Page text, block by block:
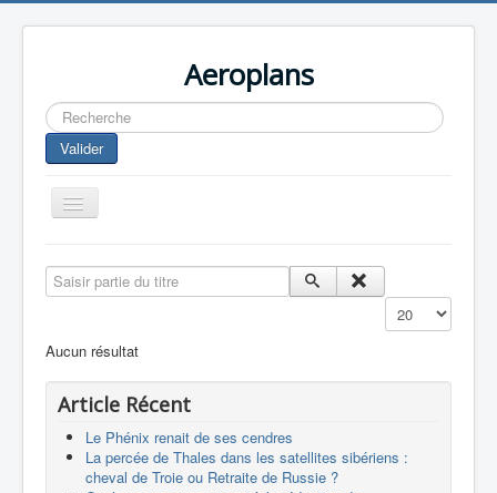
Aeroplans
Rechercher
Valider
Toggle
Navigation
Aviation Commerciale
Europespace
Drones
Saisir partie du titre
Affichage #
Aucun résultat
Article Récent
Le Phénix renait de ses cendres
La percée de Thales dans les satellites sibériens :
cheval de Troie ou Retraite de Russie ?